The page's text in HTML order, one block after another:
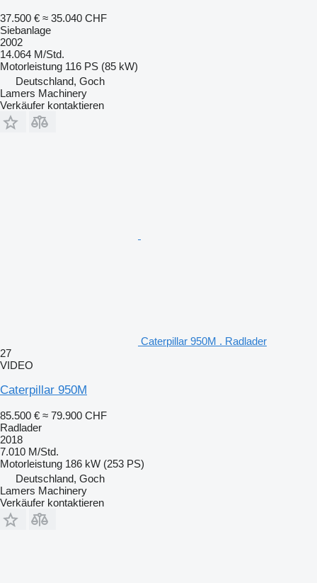
37.500 € ≈ 35.040 CHF
Siebanlage
2002
14.064 M/Std.
Motorleistung 116 PS (85 kW)
Deutschland, Goch
Lamers Machinery
Verkäufer kontaktieren
Caterpillar 950M . Radlader
27
VIDEO
Caterpillar 950M
85.500 € ≈ 79.900 CHF
Radlader
2018
7.010 M/Std.
Motorleistung 186 kW (253 PS)
Deutschland, Goch
Lamers Machinery
Verkäufer kontaktieren